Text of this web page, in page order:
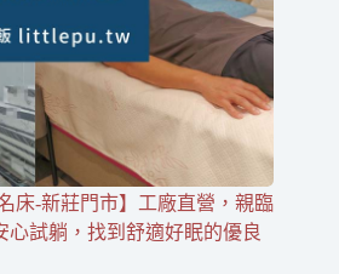
床-新莊門市】工廠直營，親臨
心試躺，找到舒適好眠的優良